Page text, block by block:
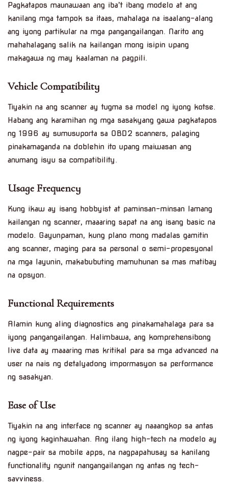
Pagkatapos maunawaan ang iba’t ibang modelo at ang
kanilang mga tampok sa itaas, mahalaga na isaalang-alang
ang iyong partikular na mga pangangailangan. Narito ang
mahahalagang salik na kailangan mong isipin upang
makagawa ng may kaalaman na pagpili.
Vehicle Compatibility
Tiyakin na ang scanner ay tugma sa model ng iyong kotse.
Habang ang karamihan ng mga sasakyang gawa pagkatapos
ng 1996 ay sumusuporta sa OBD2 scanners, palaging
pinakamaganda na doblehin ito upang maiwasan ang
anumang isyu sa compatibility.
Usage Frequency
Kung ikaw ay isang hobbyist at paminsan-minsan lamang
kailangan ng scanner, maaaring sapat na ang isang basic na
modelo. Gayunpaman, kung plano mong madalas gamitin
ang scanner, maging para sa personal o semi-propesyonal
na mga layunin, makabubuting mamuhunan sa mas matibay
na opsyon.
Functional Requirements
Alamin kung aling diagnostics ang pinakamahalaga para sa
iyong pangangailangan. Halimbawa, ang komprehensibong
live data ay maaaring mas kritikal para sa mga advanced na
user na nais ng detalyadong impormasyon sa performance
ng sasakyan.
Ease of Use
Tiyakin na ang interface ng scanner ay naaangkop sa antas
ng iyong kaginhawahan. Ang ilang high-tech na modelo ay
nagpe-pair sa mobile apps, na nagpapahusay sa kanilang
functionality ngunit nangangailangan ng antas ng tech-
savviness.